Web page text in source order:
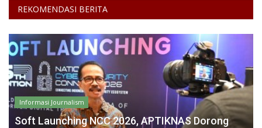
REKOMENDASI BERITA
Informasi Journalism
Soft Launching NCC 2026, APTIKNAS Dorong